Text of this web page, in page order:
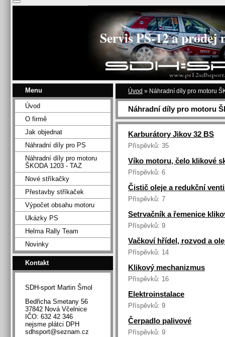
Servis PS-12 a
Úvod » Náhradní díly pro motoru
Náhradní díly pro motoru
Karburátory Jikov 32 BS
Příspěvků: 35
Víko motoru, čelo klikové
Příspěvků: 6
Čistič oleje a redukční
Příspěvků: 7
Setrvačník a řemenice
Příspěvků: 9
Vačkoví hřídel, rozvod a
Příspěvků: 14
Klikový mechanizmus
Příspěvků: 16
Elektroinstalace
Příspěvků: 9
Čerpadlo palivové
Příspěvků: 9
Menu
Úvod
O firmě
Jak objednat
Náhradní díly pro PS
Náhradní díly pro motoru
ŠKODA 1203 - TAZ
Nové stříkačky
Přestavby stříkaček
Výpočet obsahu motoru
Ukázky PS
Helma Rally Team
Novinky
Kontakt
SDH-sport Martin Šmol
Bedřicha Smetany 56
37842 Nová Včelnice
IČO: 632 42 346
nejsme plátci DPH
sdhsport@seznam.cz